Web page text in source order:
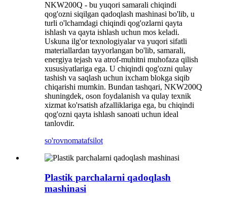
NKW200Q - bu yuqori samarali chiqindi
qog'ozni siqilgan qadoqlash mashinasi bo'lib, u
turli o'lchamdagi chiqindi qog'ozlarni qayta
ishlash va qayta ishlash uchun mos keladi.
Uskuna ilg'or texnologiyalar va yuqori sifatli
materiallardan tayyorlangan bo'lib, samarali,
energiya tejash va atrof-muhitni muhofaza qilish
xususiyatlariga ega. U chiqindi qog'ozni qulay
tashish va saqlash uchun ixcham blokga siqib
chiqarishi mumkin. Bundan tashqari, NKW200Q
shuningdek, oson foydalanish va qulay texnik
xizmat ko'rsatish afzalliklariga ega, bu chiqindi
qog'ozni qayta ishlash sanoati uchun ideal
tanlovdir.
so'rovnomatafsilot
Plastik parchalarni qadoqlash
mashinasi